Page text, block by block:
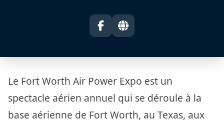
Le Fort Worth Air Power Expo est un
spectacle aérien annuel qui se déroule à la
base aérienne de Fort Worth, au Texas, aux